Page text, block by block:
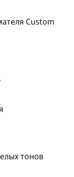
Custom
тонов